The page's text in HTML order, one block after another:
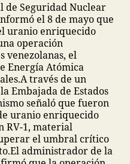
de Seguridad Nuclear
el 8 de mayo que
uranio enriquecido
operación
venezolanas, el
Energía Atómica
A través de un
Embajada de Estados
señaló que fueron
uranio enriquecido
RV-1, material
el umbral crítico
El administrador de la